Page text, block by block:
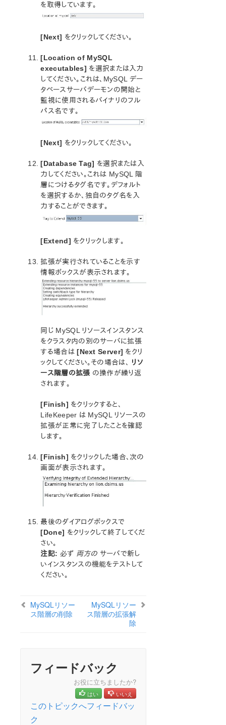
を取得しています。
[Next] をクリックしてください。
[Location of MySQL
executables] を選択または入力
してください。これは、MySQL デー
タベースサーバデーモンの開始と
監視に使用されるバイナリのフル
パス名です。
[Next] をクリックしてください。
[Database Tag] を選択または入
力してください。これは MySQL 階
層につけるタグ名です。デフォルト
を選択するか、独自のタグ名を入
力することができます。
[Extend] をクリックします。
拡張が実行されていることを示す
情報ボックスが表示されます。
同じ MySQL リソースインスタンス
をクラスタ内の別のサーバに拡張
する場合は[Next Server] をクリ
ックしてください。その場合は、
リソ
ース階層の拡張 の操作が繰り返
されます。
[Finish] をクリックすると、
LifeKeeper は MySQL リソースの
拡張が正常に完了したことを確認
します。
[Finish] をクリックした場合、次の
画面が表示されます。
最後のダイアログボックスで
[Done] をクリックして終了してくだ
さい。
注記: 必ず 両方の サーバで新し
いインスタンスの機能をテストして
ください。
MySQLリソー
ス階層の削除
MySQLリソー
ス階層の拡張解
除
フィードバック
お役に立ちましたか?
はい いいえ
このトピックへフィードバッ
ク